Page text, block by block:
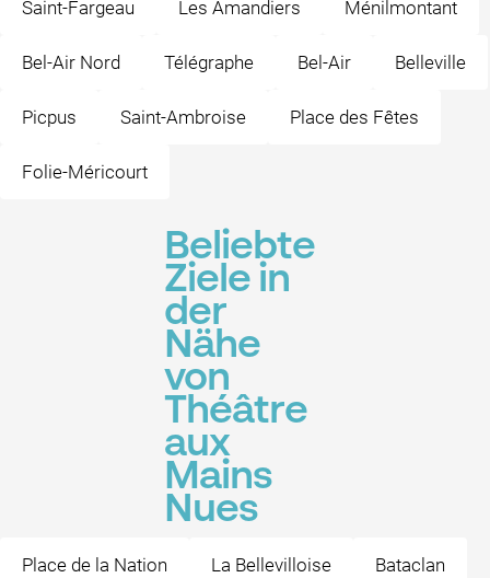
Saint-Fargeau Les Amandiers Ménilmontant
Bel-Air Nord Télégraphe Bel-Air Belleville
Picpus Saint-Ambroise Place des Fêtes
Folie-Méricourt
Beliebte
Ziele in
der
Nähe
von
Théâtre
aux
Mains
Nues
Place de la Nation La Bellevilloise Bataclan